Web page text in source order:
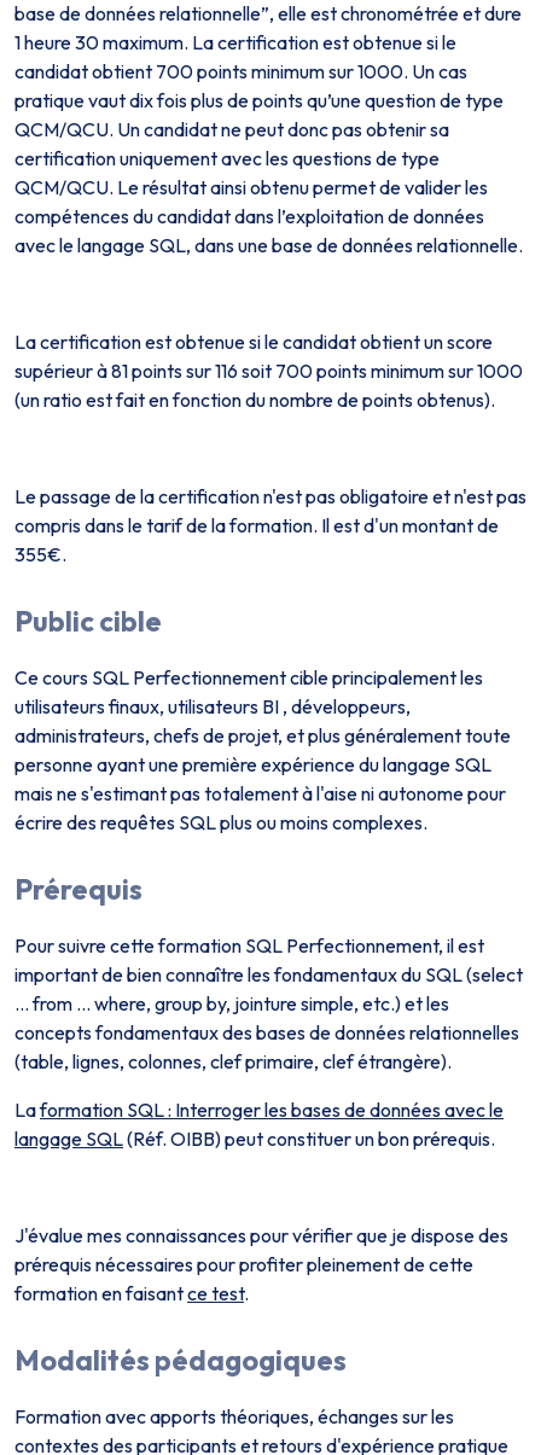
base de données relationnelle”, elle est chronométrée et dure
1 heure 30 maximum. La certification est obtenue si le
candidat obtient 700 points minimum sur 1000. Un cas
pratique vaut dix fois plus de points qu’une question de type
QCM/QCU. Un candidat ne peut donc pas obtenir sa
certification uniquement avec les questions de type
QCM/QCU. Le résultat ainsi obtenu permet de valider les
compétences du candidat dans l’exploitation de données
avec le langage SQL, dans une base de données relationnelle.
La certification est obtenue si le candidat obtient un score
supérieur à 81 points sur 116 soit 700 points minimum sur 1000
(un ratio est fait en fonction du nombre de points obtenus).
Le passage de la certification n'est pas obligatoire et n'est pas
compris dans le tarif de la formation. Il est d'un montant de
355€.
Public cible
Ce cours SQL Perfectionnement cible principalement les
utilisateurs finaux, utilisateurs BI , développeurs,
administrateurs, chefs de projet, et plus généralement toute
personne ayant une première expérience du langage SQL
mais ne s'estimant pas totalement à l'aise ni autonome pour
écrire des requêtes SQL plus ou moins complexes.
Prérequis
Pour suivre cette formation SQL Perfectionnement, il est
important de bien connaître les fondamentaux du SQL (select
… from … where, group by, jointure simple, etc.) et les
concepts fondamentaux des bases de données relationnelles
(table, lignes, colonnes, clef primaire, clef étrangère).
Laformation SQL : Interroger les bases de données avec le
langage SQL(Réf. OIBB) peut constituer un bon prérequis.
J'évalue mes connaissances pour vérifier que je dispose des
prérequis nécessaires pour profiter pleinement de cette
formation en faisantce test.
Modalités pédagogiques
Formation avec apports théoriques, échanges sur les
contextes des participants et retours d'expérience pratique